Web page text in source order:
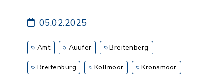
05.02.2025
Amt Auufer Breitenberg
Breitenburg Kollmoor Kronsmoor